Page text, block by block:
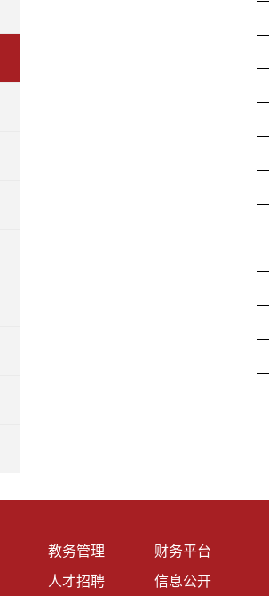
教务管理
财务平台
人才招聘 信息公开